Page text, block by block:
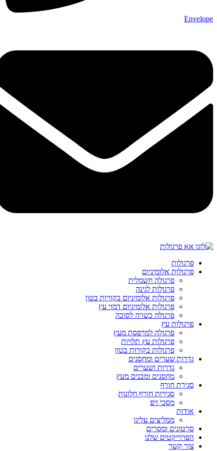
Envelope
פרגולות
פרגולות אלומיניום
פרגולה חשמלית
פרגולות לגינה
פרגולות אלומיניום בקורות בטון
פרגולות אלומיניום דמוי עץ
פרגולה כשרה לסוכה
פרגולות עץ
פרגולה למרפסת מעץ
פרגולות עץ תלויות
פרגולות בקורות בטון
גדרות שערים ומחסנים
גדרות ושערים
מחסנים ומבנים מעץ
סגירת חורף
סגירות חורף חלונות
מסכי זיפ
אודות
ממליצים עלינו
סרטונים ומסרים
הפרוייקטים שלנו
צור קשר